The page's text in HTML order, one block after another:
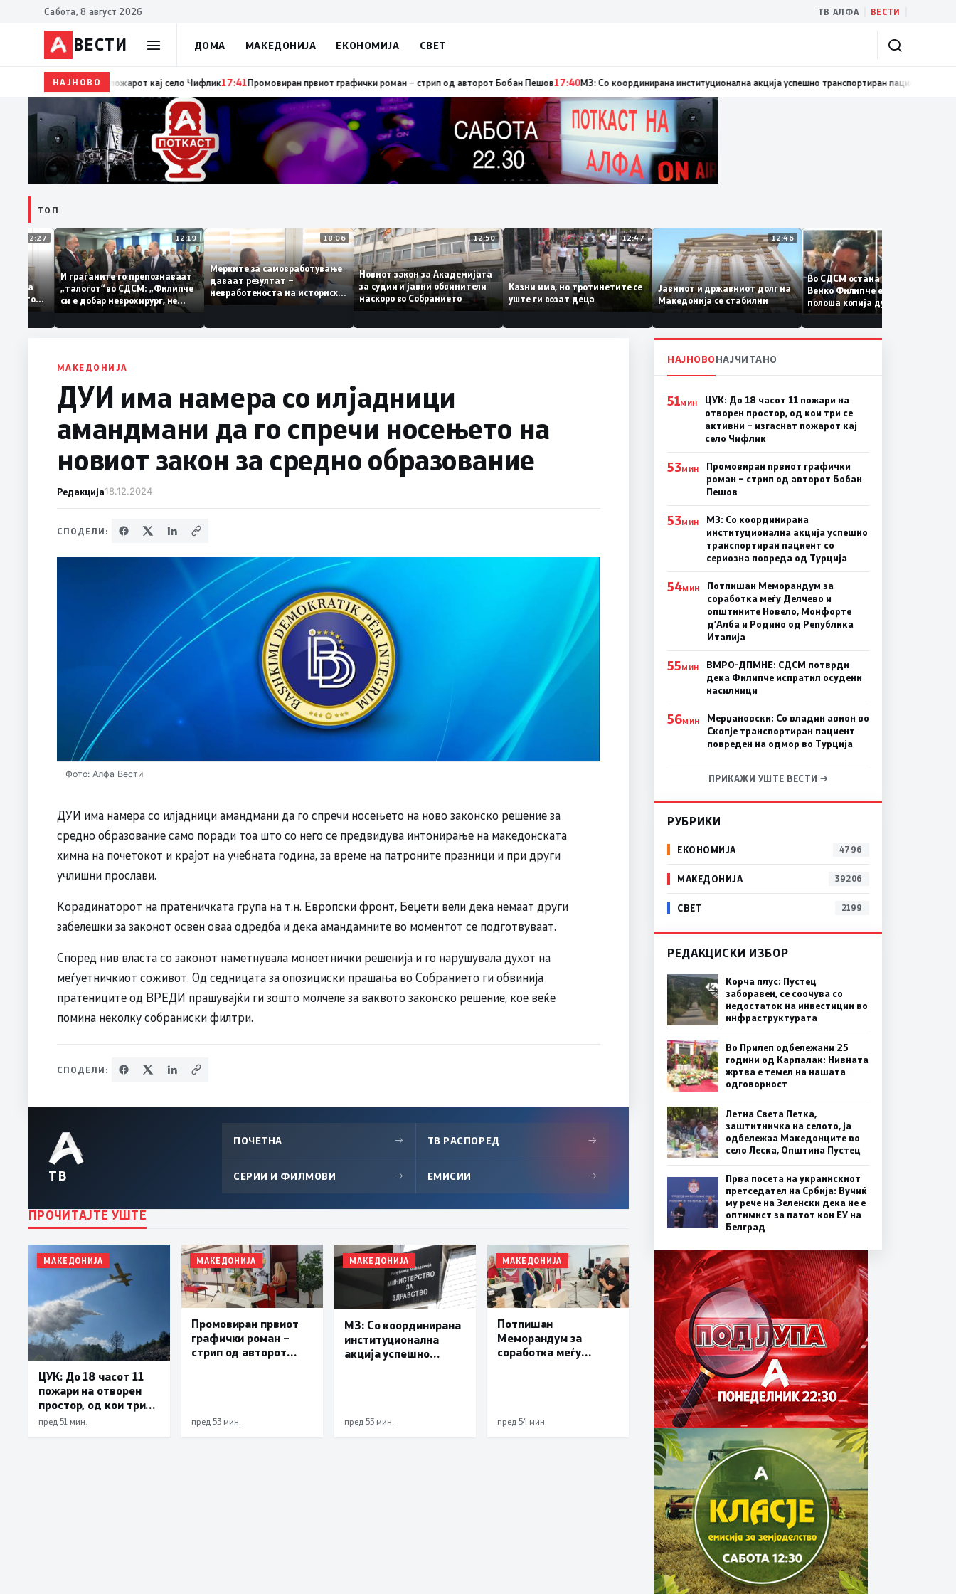
Сабота, 8 август 2026 ТВ АЛФА ВЕСТИ
ВЕСТИ ДОМА МАКЕДОНИЈА ЕКОНОМИЈА СВЕТ
НАЈНОВО 17:42ЦУК: До 18 часот 11 пожари на отворен простор, од кои три се активни – изгаснат пожарот кај село Чифлик17:41Промовиран првиот графички роман – стрип од авторот Бобан Пешов
ТОП
12:27
За
треба
12:19
И граѓаните го препознаваат
„талогот“ во СДСМ: „Филипче
си е добар неврохирург, не
треба се занимава со
18:06
Мерките за самовработување
даваат резултат –
невработеноста на историски
најниско ниво од 11,3%
12:50
Новиот закон за Академијата
за судии и јавни обвинители
наскоро во Собранието
12:47
Казни има, но тротинетите се
уште ги возат деца
12:46
Јавниот и државниот долг на
Македонија се стабилни
Во СДСМ остана само
Венко Филипче е само бледа и
полоша копија дури и од
Заев
МАКЕДОНИЈА
ДУИ има намера со илјадници
амандмани да го спречи носењето на
новиот закон за средно образование
Редакција18.12.2024
СПОДЕЛИ:
Фото: Алфа Вести
ДУИ има намера со илјадници амандмани да го спречи носењето на ново законско решение за
средно образование само поради тоа што со него се предвидува интонирање на македонската
химна на почетокот и крајот на учебната година, за време на патроните празници и при други
учлишни прослави.
Корадинаторот на пратеничката група на т.н. Европски фронт, Беџети вели дека немаат други
забелешки за законот освен оваа одредба и дека амандамните во моментот се подготвуваат.
Според нив власта со законот наметнувала моноетнички решенија и го нарушувала духот на
меѓуетничкиот соживот. Од седницата за опозициски прашања во Собранието ги обвинија
пратениците од ВРЕДИ прашувајќи ги зошто молчеле за ваквото законско решение, кое веќе
помина неколку собраниски филтри.
СПОДЕЛИ:
ТВ
ПОЧЕТНА → ТВ РАСПОРЕД →
СЕРИИ И ФИЛМОВИ → ЕМИСИИ →
ПРОЧИТАЈТЕ УШТЕ
МАКЕДОНИЈА
ЦУК: До 18 часот 11
пожари на отворен
простор, од кои три
се активни – изгаснат
пред 51 мин.
МАКЕДОНИЈА
Промовиран првиот
графички роман –
стрип од авторот
пред 53 мин.
МАКЕДОНИЈА
МЗ: Со координирана
институционална
акција успешно
пред 53 мин.
МАКЕДОНИЈА
Потпишан
Меморандум за
соработка меѓу
пред 54 мин.
НАЈНОВОНАЈЧИТАНО
51МИН
ЦУК: До 18 часот 11 пожари на
отворен простор, од кои три се
активни – изгаснат пожарот кај
село Чифлик
53МИН
Промовиран првиот графички
роман – стрип од авторот Бобан
Пешов
53МИН
МЗ: Со координирана
институционална акција успешно
транспортиран пациент со
сериозна повреда од Турција
54МИН
Потпишан Меморандум за
соработка меѓу Делчево и
општините Новело, Монфорте
д’Алба и Родино од Република
Италија
55МИН
ВМРО-ДПМНЕ: СДСM потврди
дека Филипче испратил осудени
насилници
56МИН
Мерџановски: Со владин авион во
Скопје транспортиран пациент
повреден на одмор во Турција
ПРИКАЖИ УШТЕ ВЕСТИ →
РУБРИКИ
ЕКОНОМИЈА 4796
МАКЕДОНИЈА 39206
СВЕТ 2199
РЕДАКЦИСКИ ИЗБОР
Корча плус: Пустец
заборавен, се соочува со
недостаток на инвестиции во
инфраструктурата
Во Прилеп одбележани 25
години од Карпалак: Нивната
жртва е темел на нашата
одговорност
Летна Света Петка,
заштитничка на селото, ја
одбележаа Македонците во
село Леска, Општина Пустец
Прва посета на украинскиот
претседател на Србија: Вучиќ
му рече на Зеленски дека не е
оптимист за патот кон ЕУ на
Белград